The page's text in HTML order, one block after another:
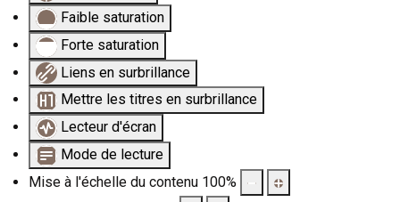
Faible saturation
Forte saturation
Liens en surbrillance
Mettre les titres en surbrillance
Lecteur d'écran
Mode de lecture
Mise à l'échelle du contenu 100%